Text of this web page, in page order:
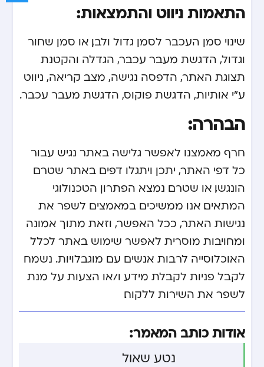
התאמות ניווט והתמצאות:
שינוי סמן העכבר לסמן גדול ולבן, או סמן שחור
וגדול, הדגשת מעבר עכבר, הגדלה והקטנת
תצוגת האתר, הדפסה נגישה, מצב קריאה, ניווט
ע”י אותיות, הדגשת פוקוס, הדגשת מעבר עכבר.
הבהרה:
חרף מאמצנו לאפשר גלישה באתר נגיש עבור
כל דפי האתר, יתכן ויתגלו דפים באתר שטרם
הונגשו, או שטרם נמצא הפתרון הטכנולוגי
המתאים. אנו ממשיכים במאמצים לשפר את
נגישות האתר, ככל האפשר, וזאת מתוך אמונה
ומחויבות מוסרית לאפשר שימוש באתר לכלל
האוכלוסייה לרבות אנשים עם מוגבלויות. נשמח
לקבל פניות לקבלת מידע ו/או הצעות על מנת
לשפר את השירות ללקוח.
אודות כותב המאמר:
נטע שאול